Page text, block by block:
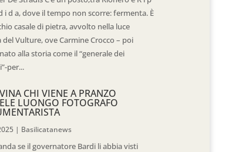
i d a, dove il tempo non scorre: fermenta. È
casale di pietra, avvolto nella luce
Vulture, ove Carmine Crocco – poi
alla storia come il “generale dei
per...
CHI VIENE A PRANZO
LUONGO FOTOGRAFO
| Basilicatanews
se il governatore Bardi li abbia visti